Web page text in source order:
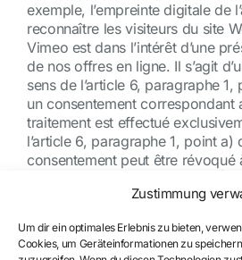
Zustimmung
Um dir ein optimales Erlebnis zu bieten,
Cookies, um Geräteinformationen zu
exemple, l’empreinte digitale de
reconnaître les visiteurs du site
Vimeo est dans l’intérêt d’une
de nos offres en ligne. Il s’agit
sens de l’article 6, paragraphe 1,
un consentement correspondant
traitement est effectué
l’article 6, paragraphe 1, point a)
consentement peut être révoqué
les clauses contractuelles types
commerciaux légitimes ». Vous
détails ici :https://vimeo.com/